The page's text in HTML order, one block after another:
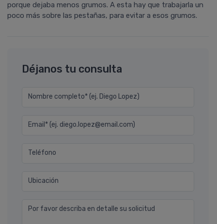
porque dejaba menos grumos. A esta hay que trabajarla un
poco más sobre las pestañas, para evitar a esos grumos.
Déjanos tu consulta
Nombre completo* (ej. Diego Lopez)
Email* (ej. diego.lopez@email.com)
Teléfono
Ubicación
Por favor describa en detalle su solicitud